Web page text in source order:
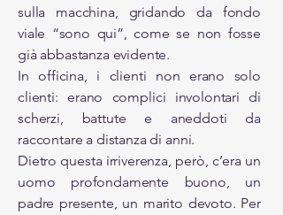
sulla macchina, gridando da fondo
viale “sono qui”, come se non fosse
già abbastanza evidente.
In officina, i clienti non erano solo
clienti: erano complici involontari di
scherzi, battute e aneddoti da
raccontare a distanza di anni.
Dietro questa irriverenza, però, c’era un
uomo profondamente buono, un
padre presente, un marito devoto. Per